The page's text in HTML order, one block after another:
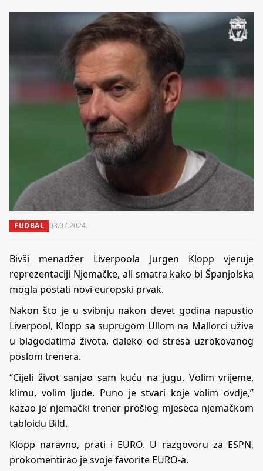
FUDBAL 03.07.2024.
Bivši menadžer Liverpoola Jurgen Klopp vjeruje
reprezentaciji Njemačke, ali smatra kako bi Španjolska
mogla postati novi europski prvak.
Nakon što je u svibnju nakon devet godina napustio
Liverpool, Klopp sa suprugom Ullom na Mallorci uživa
u blagodatima života, daleko od stresa uzrokovanog
poslom trenera.
“Cijeli život sanjao sam kuću na jugu. Volim vrijeme,
klimu, volim ljude. Puno je stvari koje volim ovdje,”
kazao je njemački trener prošlog mjeseca njemačkom
tabloidu Bild.
Klopp naravno, prati i EURO. U razgovoru za ESPN,
prokomentirao je svoje favorite EURO-a.